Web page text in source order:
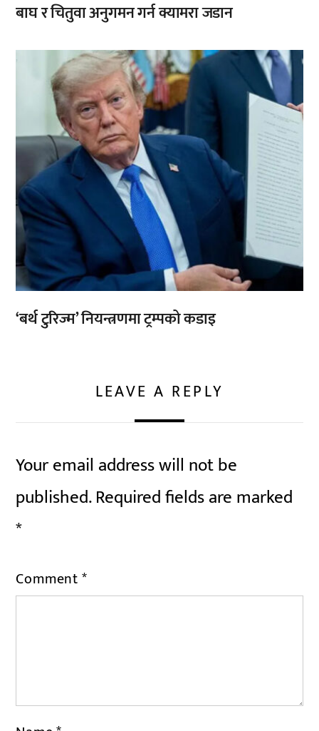
बाघ र चितुवा अनुगमन गर्न क्यामरा जडान
‘बर्थ टुरिज्म’ नियन्त्रणमा ट्रम्पको कडाइ
LEAVE A REPLY
Your email address will not be
published.Required fields are marked
*
Comment*